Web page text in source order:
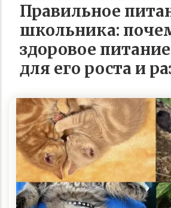
Правильное
школьника:
здоровое
для его роста и